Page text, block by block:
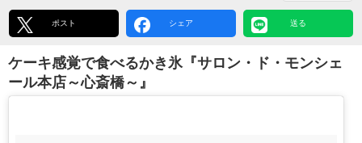
ポスト シェア 送る
ケーキ感覚で食べるかき氷『サロン・ド・モンシェ
ール本店～心斎橋～』